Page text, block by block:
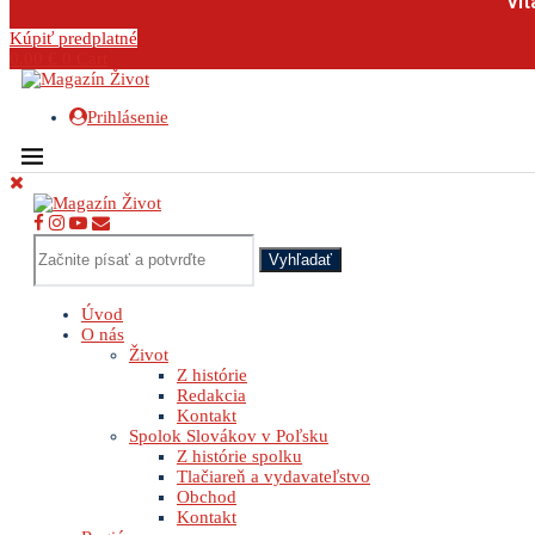
Kúpiť predplatné
Prihlásenie
Vyhľadať
Úvod
O nás
Život
Z histórie
Redakcia
Kontakt
Spolok Slovákov v Poľsku
Z histórie spolku
Tlačiareň a vydavateľstvo
Obchod
Kontakt